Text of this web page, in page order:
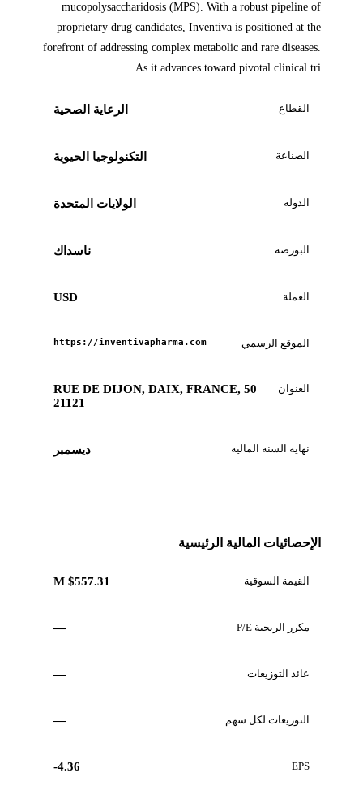
mucopolysaccharidosis (MPS). With a robust pipeline of
proprietary drug candidates, Inventiva is positioned at the
forefront of addressing complex metabolic and rare diseases.
As it advances toward pivotal clinical tri...
القطاع الرعاية الصحية
الصناعة التكنولوجيا الحيوية
الدولة الولايات المتحدة
البورصة ناسداك
العملة USD
الموقع الرسمي https://inventivapharma.com
العنوان
50 RUE DE DIJON, DAIX, FRANCE,
21121
نهاية السنة المالية ديسمبر
الإحصائيات المالية الرئيسية
القيمة السوقية $557.31 M
مكرر الربحية P/E —
عائد التوزيعات —
التوزيعات لكل سهم —
EPS
-4.36